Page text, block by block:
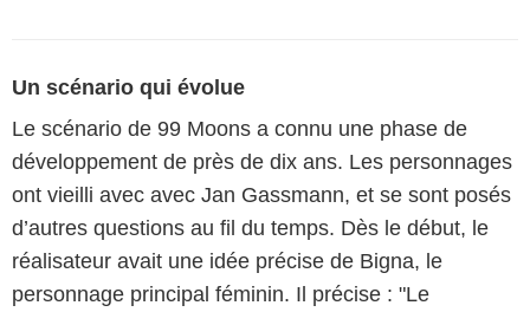
Un scénario qui évolue
Le scénario de 99 Moons a connu une phase de
développement de près de dix ans. Les personnages
ont vieilli avec avec Jan Gassmann, et se sont posés
d’autres questions au fil du temps. Dès le début, le
réalisateur avait une idée précise de Bigna, le
personnage principal féminin. Il précise : "Le